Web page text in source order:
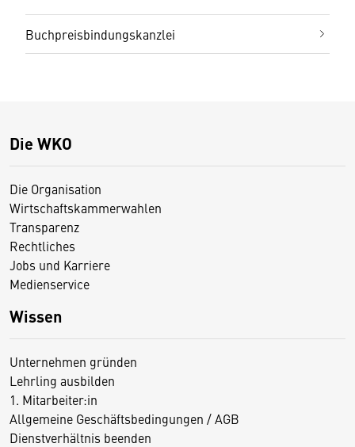
Buchpreisbindungskanzlei
Die WKO
Die Organisation
Wirtschaftskammerwahlen
Transparenz
Rechtliches
Jobs und Karriere
Medienservice
Wissen
Unternehmen gründen
Lehrling ausbilden
1. Mitarbeiter:in
Allgemeine Geschäftsbedingungen / AGB
Dienstverhältnis beenden